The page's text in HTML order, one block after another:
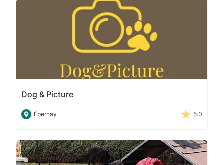
Dog & Picture
Épernay 5.0